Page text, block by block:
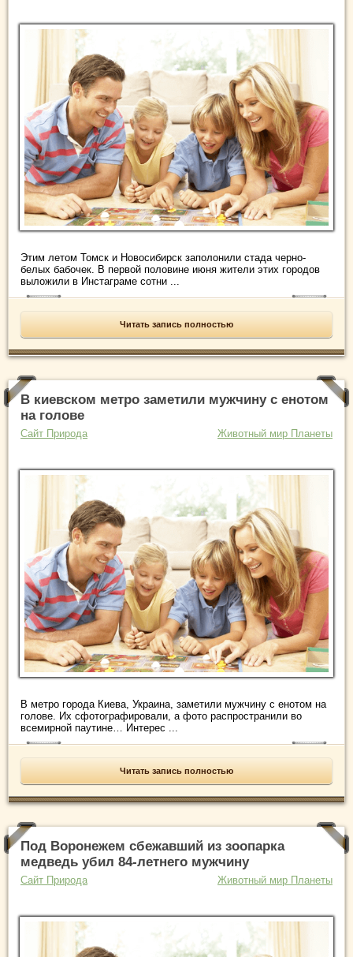
Этим летом Томск и Новосибирск заполонили стада черно-
белых бабочек. В первой половине июня жители этих городов
выложили в Инстаграме сотни ...
Читать запись полностью
В киевском метро заметили мужчину с енотом
на голове
Сайт Природа Животный мир Планеты
В метро города Киева, Украина, заметили мужчину с енотом на
голове. Их сфотографировали, а фото распространили во
всемирной паутине… Интерес ...
Читать запись полностью
Под Воронежем сбежавший из зоопарка
медведь убил 84-летнего мужчину
Сайт Природа Животный мир Планеты